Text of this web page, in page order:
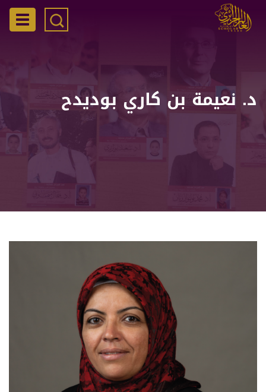
المحتوى
د. نعيمة بن كاري بوديدح